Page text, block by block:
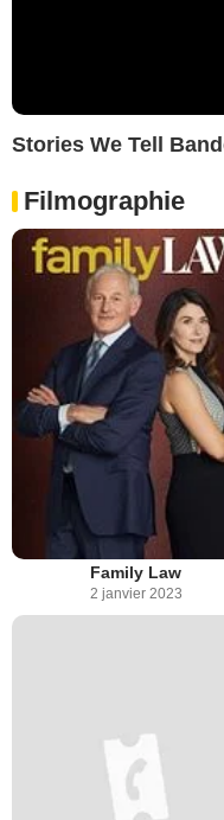
Stories We Tell
Filmographie
Family Law
2 janvier 2023